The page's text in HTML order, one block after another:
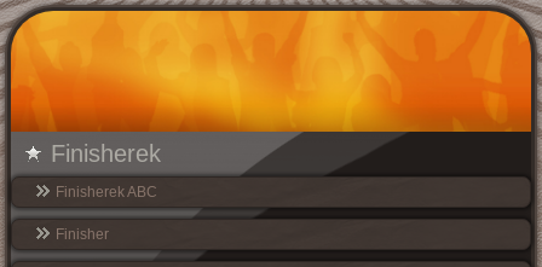
Finisherek
Finisherek ABC
Finisher